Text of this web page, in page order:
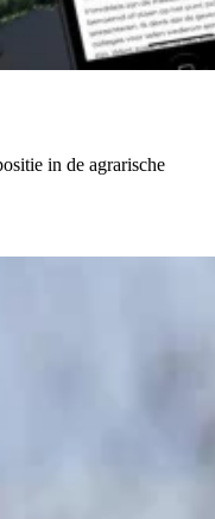
in de agrarische